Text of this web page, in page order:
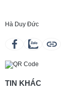
Hà Duy Đức
TIN KHÁC